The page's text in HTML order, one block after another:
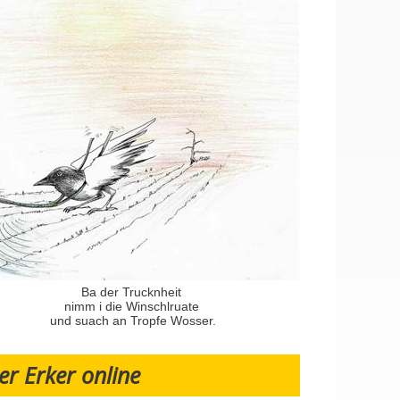
Ba der Trucknheit
nimm i die Winschlruate
und suach an Tropfe Wosser.
Erker online